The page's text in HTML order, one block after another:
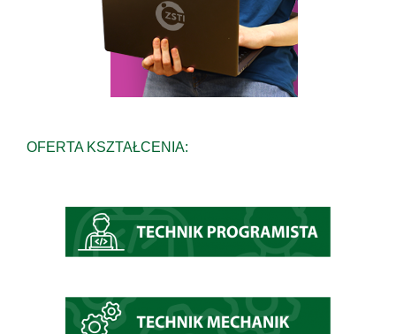
OFERTA KSZTAŁCENIA: